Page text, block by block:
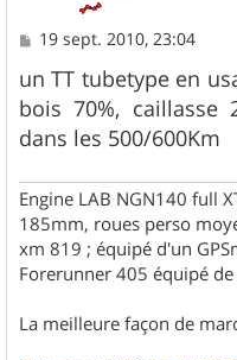
M
s
s
a
g
e
19 sept. 2010, 23:04
un TT tubetype en
bois 70%, caillasse
dans les 500/600Km
Engine LAB NGN140 full
185mm, roues perso
xm 819 ; équipé d'un
Forerunner 405 équipé
La meilleure façon de